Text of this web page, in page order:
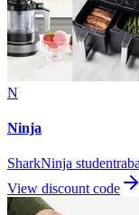
N
Ninja
SharkNinja
View discount code